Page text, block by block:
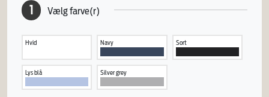
1 Vælg farve(r)
Hvid Navy Sort
Lys blå Silver grey